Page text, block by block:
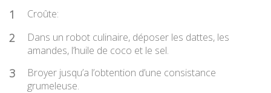
1 Croûte:
2
Dans un robot culinaire, déposer les dattes, les
amandes, l’huile de coco et le sel.
3
Broyer jusqu’a l’obtention d’une consistance
grumeleuse.